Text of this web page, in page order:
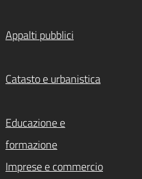
Appalti pubblici
Catasto e urbanistica
Educazione e
formazione
Imprese e commercio